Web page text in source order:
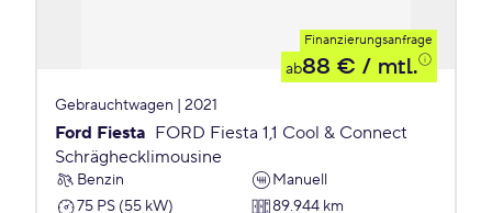
Finanzierungsanfrage
ab88 € / mtl.
Gebrauchtwagen | 2021
Ford Fiesta FORD Fiesta 1,1 Cool & Connect
Schräghecklimousine
Benzin
Manuell
75 PS (55 kW)
89.944 km